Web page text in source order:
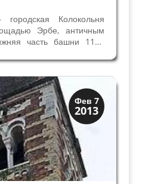
Колокольня
Эрбе, античным
часть башни 1172
некоторое время,
к венецианскому
в...
Фев 7
2013